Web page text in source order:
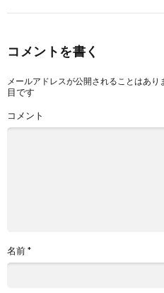
コメントを書く
メールアドレスが公開されることはあり
目です
コメント
名前*